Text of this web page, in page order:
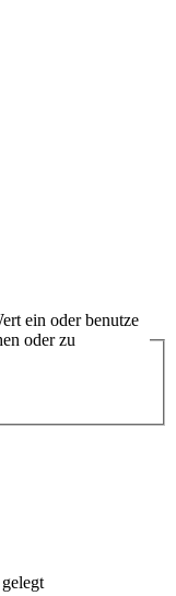
ein oder benutze
oder zu